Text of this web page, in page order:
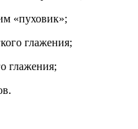
«пуховик»;
глажения;
глажения;